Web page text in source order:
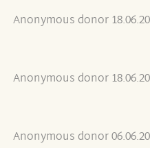
Anonymous donor
Anonymous donor
Anonymous donor